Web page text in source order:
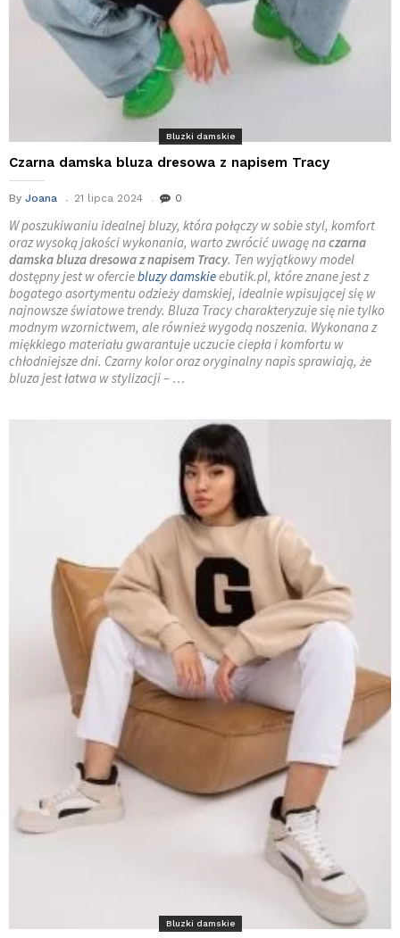
Bluzki damskie
Czarna damska bluza dresowa z napisem Tracy
By Joana 21 lipca 2024 0
W poszukiwaniu idealnej bluzy, która połączy w sobie styl, komfort
oraz wysoką jakości wykonania, warto zwrócić uwagę naczarna
damska bluza dresowa z napisem Tracy. Ten wyjątkowy model
dostępny jest w oferciebluzy damskieebutik.pl, które znane jest z
bogatego asortymentu odzieży damskiej, idealnie wpisującej się w
najnowsze światowe trendy. Bluza Tracy charakteryzuje się nie tylko
modnym wzornictwem, ale również wygodą noszenia. Wykonana z
miękkiego materiału gwarantuje uczucie ciepła i komfortu w
chłodniejsze dni. Czarny kolor oraz oryginalny napis sprawiają, że
bluza jest łatwa w stylizacji – …
Bluzki damskie